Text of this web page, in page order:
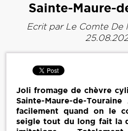
Sainte-Maure-
Ecrit par Le Comte De
Joli fromage de chèvre
Sainte-Maure-de-
facilement quand on le
seigle tout du long fait la